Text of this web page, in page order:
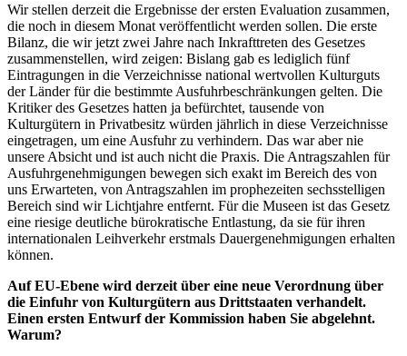
Wir stellen derzeit die Ergebnisse der ersten Evaluation zusammen,
die noch in diesem Monat veröffentlicht werden sollen. Die erste
Bilanz, die wir jetzt zwei Jahre nach Inkrafttreten des Gesetzes
zusammenstellen, wird zeigen: Bislang gab es lediglich fünf
Eintragungen in die Verzeichnisse national wertvollen Kulturguts
der Länder für die bestimmte Ausfuhrbeschränkungen gelten. Die
Kritiker des Gesetzes hatten ja befürchtet, tausende von
Kulturgütern in Privatbesitz würden jährlich in diese Verzeichnisse
eingetragen, um eine Ausfuhr zu verhindern. Das war aber nie
unsere Absicht und ist auch nicht die Praxis. Die Antragszahlen für
Ausfuhrgenehmigungen bewegen sich exakt im Bereich des von
uns Erwarteten, von Antragszahlen im prophezeiten sechsstelligen
Bereich sind wir Lichtjahre entfernt. Für die Museen ist das Gesetz
eine riesige deutliche bürokratische Entlastung, da sie für ihren
internationalen Leihverkehr erstmals Dauergenehmigungen erhalten
können.
Auf EU-Ebene wird derzeit über eine neue Verordnung über
die Einfuhr von Kulturgütern aus Drittstaaten verhandelt.
Einen ersten Entwurf der Kommission haben Sie abgelehnt.
Warum?